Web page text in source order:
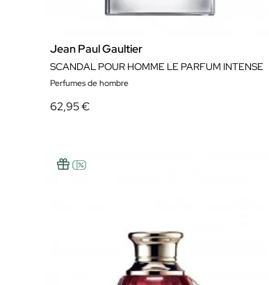
Jean Paul Gaultier
SCANDAL POUR HOMME LE PARFUM INTENSE
Perfumes de hombre
62,95 €